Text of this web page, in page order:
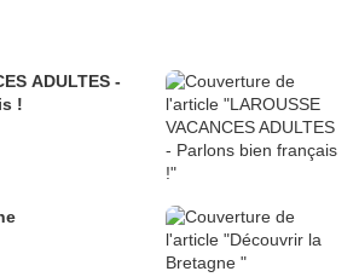
ADULTES -
!